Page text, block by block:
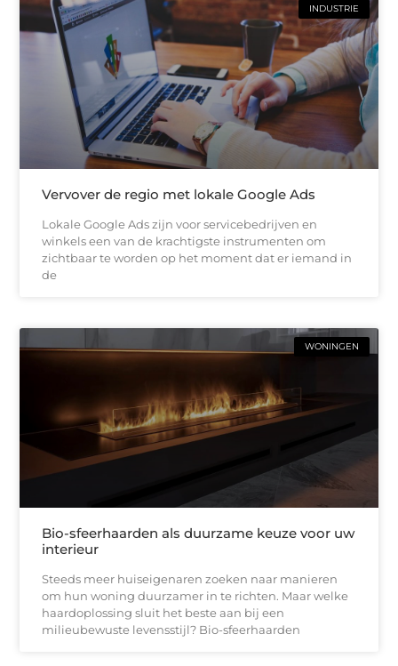
INDUSTRIE
Vervover de regio met lokale Google Ads
Lokale Google Ads zijn voor servicebedrijven en
winkels een van de krachtigste instrumenten om
zichtbaar te worden op het moment dat er iemand in
de
WONINGEN
Bio-sfeerhaarden als duurzame keuze voor uw
interieur
Steeds meer huiseigenaren zoeken naar manieren
om hun woning duurzamer in te richten. Maar welke
haardoplossing sluit het beste aan bij een
milieubewuste levensstijl? Bio-sfeerhaarden